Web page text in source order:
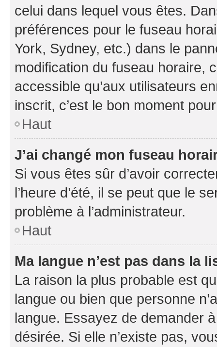
celui dans lequel vous êtes.
préférences pour le fuseau
York, Sydney, etc.) dans le
modification du fuseau horaire,
accessible qu’aux utilisateurs
inscrit, c’est le bon moment
Haut
J’ai changé mon fuseau
Si vous êtes sûr d’avoir
l’heure d’été, il se peut que le
problème à l’administrateur.
Haut
Ma langue n’est pas dans la
La raison la plus probable est
langue ou bien que personne
langue. Essayez de demander
désirée. Si elle n’existe pas,